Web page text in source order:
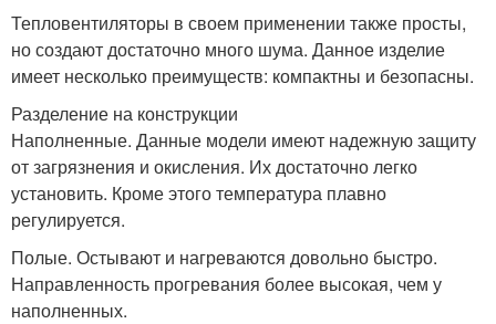
Тепловентиляторы в своем применении также просты,
но создают достаточно много шума. Данное изделие
имеет несколько преимуществ: компактны и безопасны.
Разделение на конструкции
Наполненные. Данные модели имеют надежную защиту
от загрязнения и окисления. Их достаточно легко
установить. Кроме этого температура плавно
регулируется.
Полые. Остывают и нагреваются довольно быстро.
Направленность прогревания более высокая, чем у
наполненных.